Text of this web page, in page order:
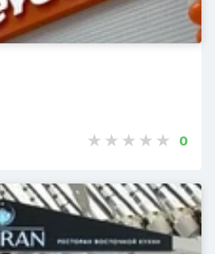
0